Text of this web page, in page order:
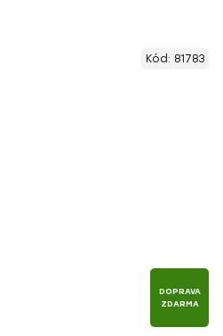
DOPRAVA
ZDARMA
Kód: 81783